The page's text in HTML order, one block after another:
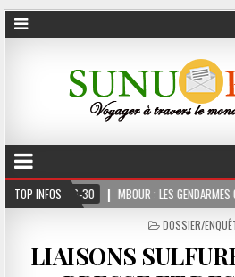
TOP INFOS
MBOUR : LES GENDARMES ONT SAISI 10 KG DE
POSTED
DOSSIER/
LIAISONS